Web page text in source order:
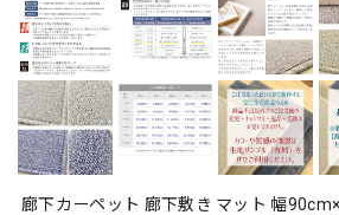
廊下カーペット 廊下敷き マット 幅